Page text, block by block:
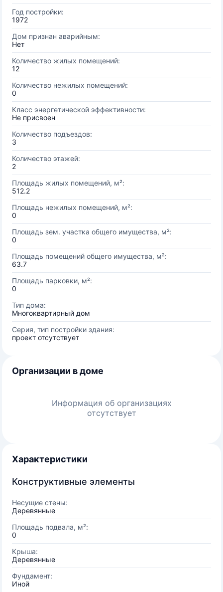
Год постройки:
1972
Дом признан аварийным:
Нет
Количество жилых помещений:
12
Количество нежилых помещений:
0
Класс энергетической эффективности:
Не присвоен
Количество подъездов:
3
Количество этажей:
2
Площадь жилых помещений, м²:
512.2
Площадь нежилых помещений, м²:
0
Площадь зем. участка общего имущества, м²:
0
Площадь помещений общего имущества, м²:
63.7
Площадь парковки, м²:
0
Тип дома:
Многоквартирный дом
Серия, тип постройки здания:
проект отсутствует
Организации в доме
Информация об организациях
отсутствует
Характеристики
Конструктивные элементы
Несущие стены:
Деревянные
Площадь подвала, м²:
0
Крыша:
Деревянные
Фундамент:
Иной